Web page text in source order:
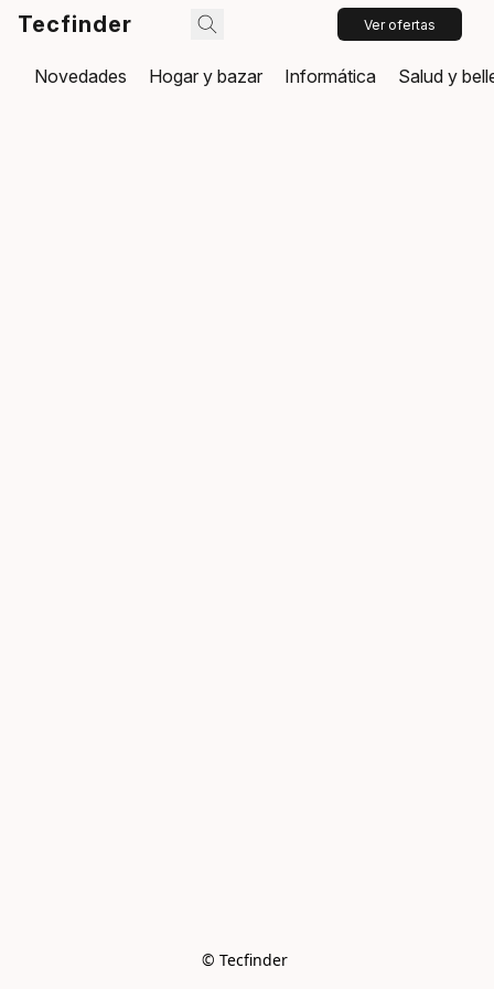
Tecfinder Ver ofertas
Novedades Hogar y bazar Informática Salud y
© Tecfinder